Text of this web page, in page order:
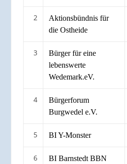
2
Aktionsbündnis für
die Ostheide
3
Bürger für eine
lebenswerte
Wedemark.eV.
4
Bürgerforum
Burgwedel e.V.
5 BI Y-Monster
6 BI Barnstedt BBN